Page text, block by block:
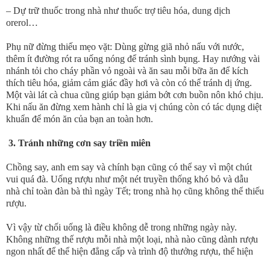
– Dự trữ thuốc trong nhà như thuốc trợ tiêu hóa, dung dịch
orerol…
Phụ nữ đừng thiếu mẹo vặt: Dùng gừng giã nhỏ nấu với nước,
thêm ít đường rót ra uống nóng để tránh sình bụng. Hay nướng vài
nhánh tỏi cho cháy phần vỏ ngoài và ăn sau mỗi bữa ăn để kích
thích tiêu hóa, giảm cảm giác đầy hơi và còn có thể tránh dị ứng.
Một vài lát cà chua cũng giúp bạn giảm bớt cơn buồn nôn khó chịu.
Khi nấu ăn đừng xem hành chỉ là gia vị chúng còn có tác dụng diệt
khuẩn để món ăn của bạn an toàn hơn.
3. Tránh những cơn say triền miên
Chồng say, anh em say và chính bạn cũng có thể say vì một chút
vui quá đà. Uống rượu như một nét truyền thống khó bỏ và dẫu
nhà chỉ toàn đàn bà thì ngày Tết; trong nhà họ cũng không thể thiếu
rượu.
Vì vậy từ chối uống là điều không dễ trong những ngày này.
Không những thế rượu mỗi nhà một loại, nhà nào cũng dành rượu
ngon nhất để thể hiện đẳng cấp và trình độ thưởng rượu, thể hiện